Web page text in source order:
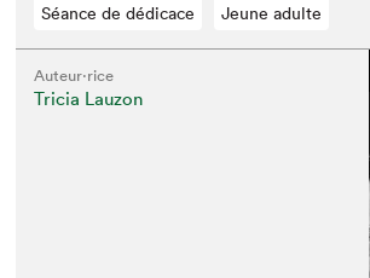
Séance de dédicace Jeune adulte
Auteur·rice
Tricia Lauzon